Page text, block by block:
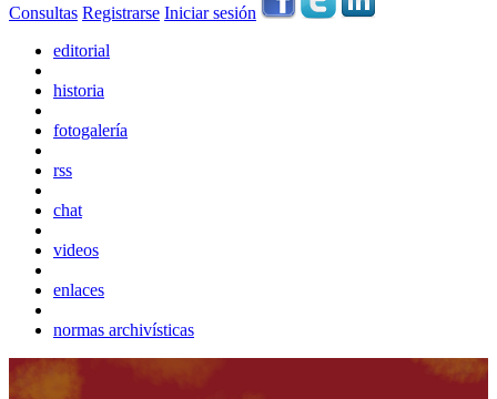
Consultas Registrarse Iniciar sesión
editorial
historia
fotogalería
rss
chat
videos
enlaces
normas archivísticas